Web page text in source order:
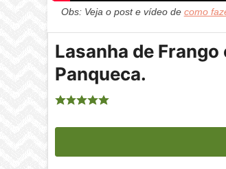
Obs: Veja o post e vídeo de como
Lasanha de
Panqueca.